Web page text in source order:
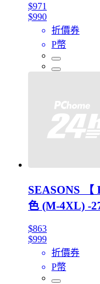
$971
$990
折價券
P幣
SEASONS
色 (M-4XL) -
$863
$999
折價券
P幣